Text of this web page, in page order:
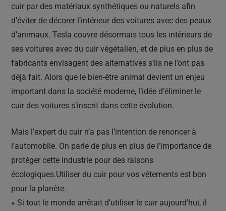
cuir par des matériaux synthétiques ou naturels afin
d’éviter de décorer l’intérieur des voitures avec des peaux
d’animaux. Tesla couvre désormais tous les intérieurs de
ses voitures avec du cuir végétalien, et de plus en plus de
fabricants envisagent des alternatives s’ils ne l’ont pas
déjà fait. Alors que le bien-être animal devient un enjeu
important dans la société moderne, l’idée d’éliminer le
cuir des voitures s’inscrit dans cette évolution.
Mais l’expert du cuir n’a pas l’intention de renoncer à
l’automobile. On parle de plus en plus de l’importance de
protéger cette industrie pour des raisons
écologiques.Utiliser du cuir pour vos vêtements est bon
pour la planète.
« Si tout le monde arrêtait d’utiliser le cuir aujourd’hui, il